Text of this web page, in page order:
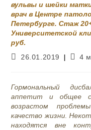
вульвы и шейки
врач в Центре
Петербурге. Стаж
Университетской
руб.
Запись
26.01.2019 4
Гормональный
аппетит и общее
возрастом
качество жизни.
находятся вне